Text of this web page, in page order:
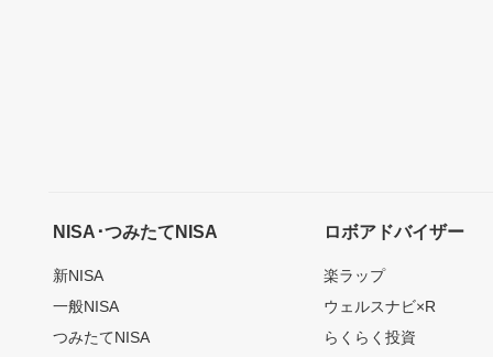
NISA･つみたてNISA
新NISA
一般NISA
つみたてNISA
ロボアドバイザー
楽ラップ
ウェルスナビ×R
らくらく投資